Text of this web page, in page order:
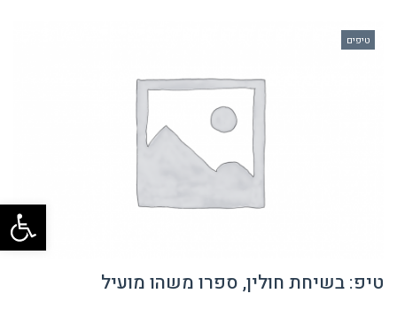
טיפים
טיפ: בשיחת חולין, ספרו משהו מועיל